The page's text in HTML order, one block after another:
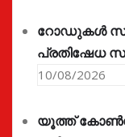
റോഡുകൾ
പ്രതിഷേധ
10/08/2026
യൂത്ത്